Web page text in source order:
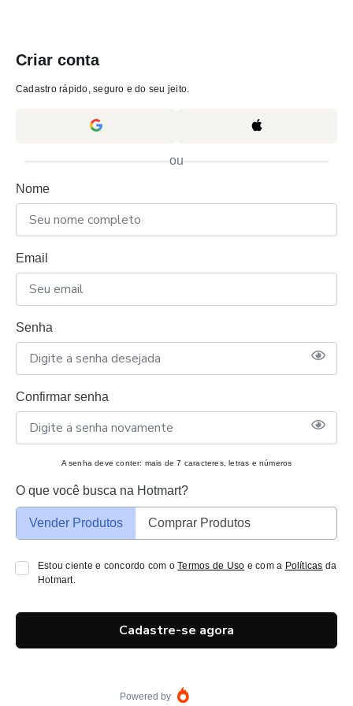
Criar conta
Cadastro rápido, seguro e do seu jeito.
ou
Nome
Email
Senha
Confirmar senha
A senha deve conter: mais de 7 caracteres, letras e números
O que você busca na Hotmart?
Vender Produtos Comprar Produtos
Estou ciente e concordo com oTermos de Uso e com a Políticas da
Hotmart.
Cadastre-se agora
Powered by